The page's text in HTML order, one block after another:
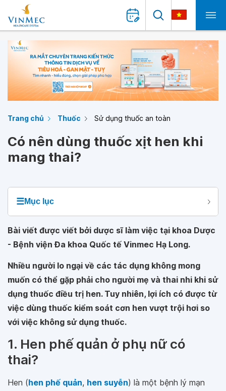
Trang chủ Thuốc Sử dụng thuốc an toàn
Có nên dùng thuốc xịt hen khi
mang thai?
☰Mục lục
Bài viết được viết bởi dược sĩ làm việc tại khoa Dược
- Bệnh viện Đa khoa Quốc tế Vinmec Hạ Long.
Nhiều người lo ngại về các tác dụng không mong
muốn có thể gặp phải cho người mẹ và thai nhi khi sử
dụng thuốc điều trị hen. Tuy nhiên, lợi ích có được từ
việc dùng thuốc kiểm soát cơn hen vượt trội hơi so
với việc không sử dụng thuốc.
1. Hen phế quản ở phụ nữ có
thai?
Hen (hen phế quản, hen suyễn) là một bệnh lý mạn